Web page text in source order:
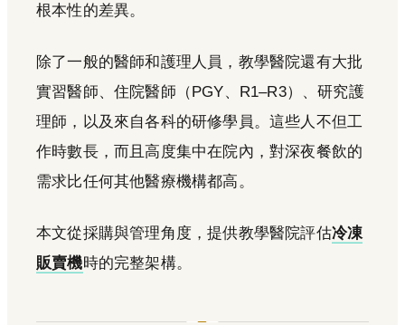
根本性的差異。
除了一般的醫師和護理人員，教學醫院還有大批
實習醫師、住院醫師（PGY、R1–R3）、研究護
理師，以及來自各科的研修學員。這些人不但工
作時數長，而且高度集中在院內，對深夜餐飲的
需求比任何其他醫療機構都高。
本文從採購與管理角度，提供教學醫院評估冷凍
販賣機時的完整架構。